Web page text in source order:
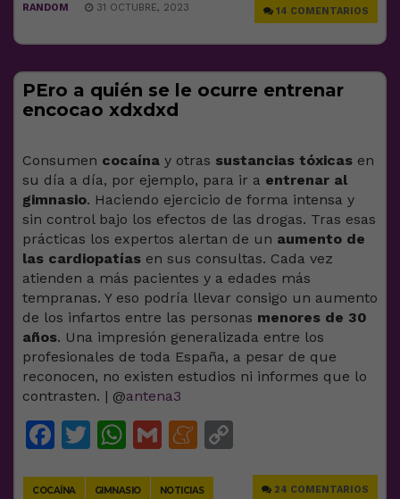
14 COMENTARIOS
RANDOM 31 OCTUBRE, 2023
PEro a quién se le ocurre entrenar
encocao xdxdxd
Consumen cocaína y otras sustancias tóxicas en
su día a día, por ejemplo, para ir a entrenar al
gimnasio. Haciendo ejercicio de forma intensa y
sin control bajo los efectos de las drogas. Tras esas
prácticas los expertos alertan de un aumento de
las cardiopatías en sus consultas. Cada vez
atienden a más pacientes y a edades más
tempranas. Y eso podría llevar consigo un aumento
de los infartos entre las personas menores de 30
años. Una impresión generalizada entre los
profesionales de toda España, a pesar de que
reconocen, no existen estudios ni informes que lo
contrasten. | @antena3
Facebook
Twitter
WhatsApp
GmailMeneame
COCAÍNA GIMNASIO NOTICIAS 24 COMENTARIOS